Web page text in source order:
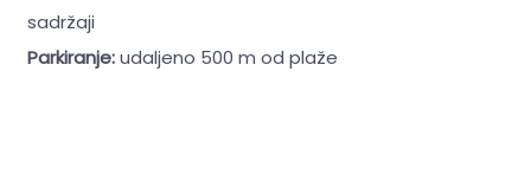
sadržaji
Parkiranje:udaljeno 500 m od plaže